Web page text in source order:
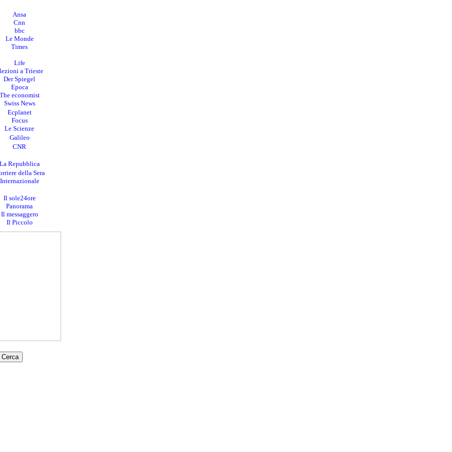
Ansa
Cnn
bbc
Le Monde
Times
Life
a Trieste
Der Spiegel
Epoca
economist
Swiss News
Ecplanet
Focus
Le Scienze
Galileo
CNR
Repubblica
della Sera
Internazionale
Il sole24ore
Panorama
Il messaggero
Il Piccolo